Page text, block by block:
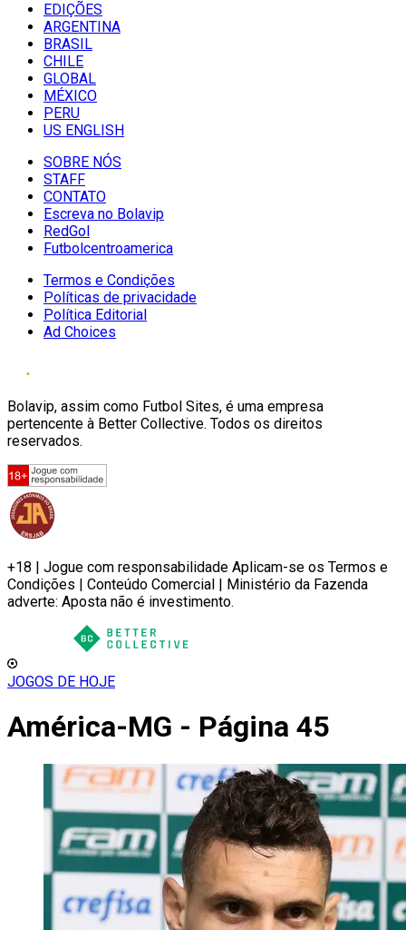
EDIÇÕES
ARGENTINA
BRASIL
CHILE
GLOBAL
MÉXICO
PERU
US ENGLISH
SOBRE NÓS
STAFF
CONTATO
Escreva no Bolavip
RedGol
Futbolcentroamerica
Termos e Condições
Políticas de privacidade
Política Editorial
Ad Choices
Bolavip, assim como Futbol Sites, é uma empresa
pertencente à Better Collective. Todos os direitos
reservados.
+18 | Jogue com responsabilidade Aplicam-se os Termos e
Condições | Conteúdo Comercial | Ministério da Fazenda
adverte: Aposta não é investimento.
JOGOS DE HOJE
América-MG - Página 45